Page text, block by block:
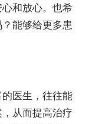
和放心。也希
能够给更多患
医生，往往能
从而提高治疗